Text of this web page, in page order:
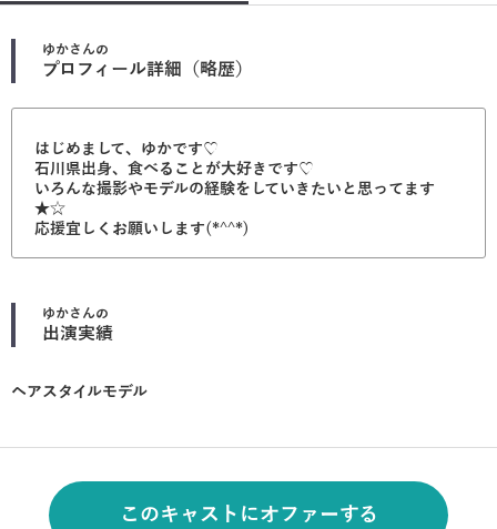
ゆかさんの
プロフィール詳細（略歴）
はじめまして、ゆかです♡
石川県出身、食べることが大好きです♡
いろんな撮影やモデルの経験をしていきたいと思ってます
★☆
応援宜しくお願いします(*^^*)
ゆかさんの
出演実績
ヘアスタイルモデル
このキャストにオファーする